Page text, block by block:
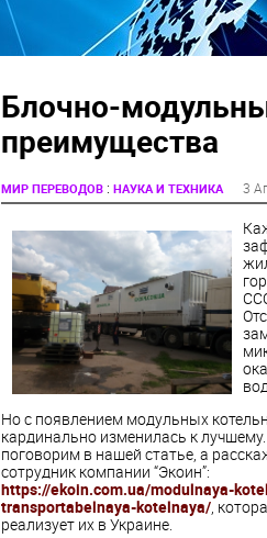
Блочно-
преимущества
МИР ПЕРЕВОДОВ: НАУКА И ТЕХНИКА 3
Но с появлением модульных
кардинально изменилась к
поговорим в нашей статье, а
сотрудник компании “Экоин”:
https://ekoin.com.ua/modulnaya-
transportabelnaya-kotelnaya/,
реализует их в Украине.